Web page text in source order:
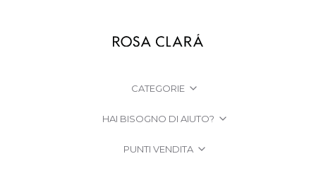
CATEGORIE
HAI BISOGNO DI AIUTO?
PUNTI VENDITA